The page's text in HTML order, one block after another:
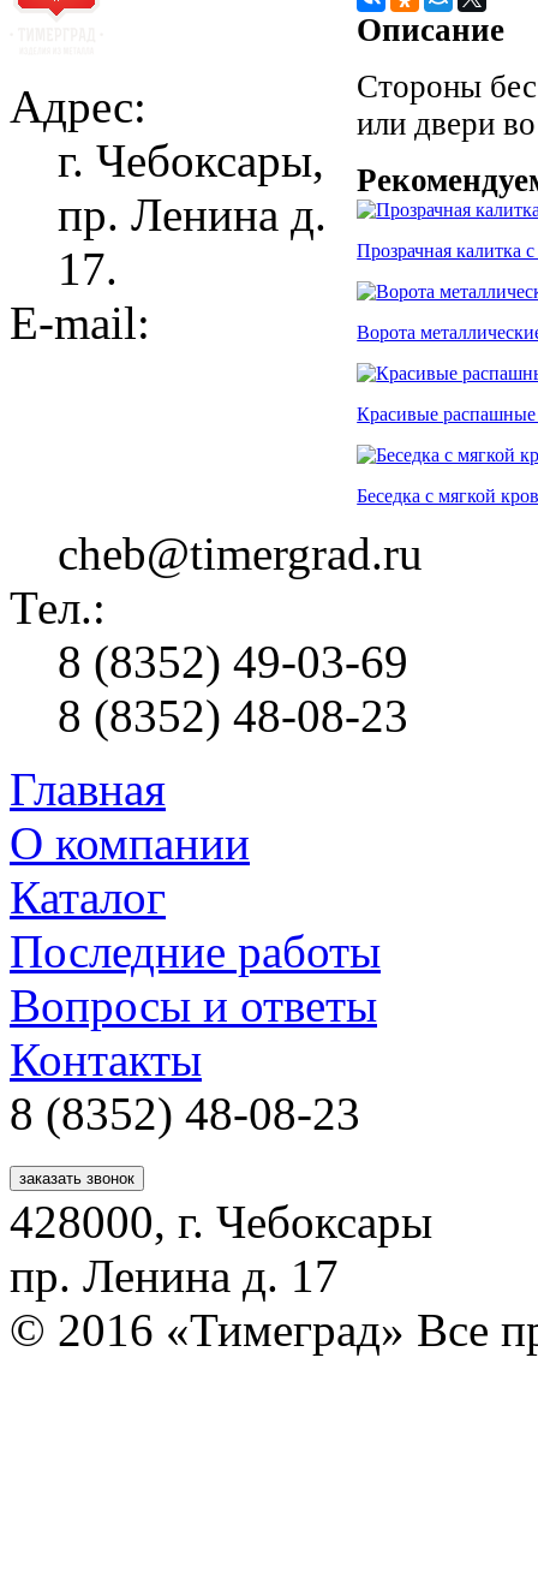
Описание
Стороны
или двери
Прозрачная калитка
Ворота
Красивые
Беседка с мягкой
Адрес:
г. Чебоксары,
пр. Ленина д.
17.
E-mail:
cheb@timergrad.ru
Тел.:
8 (8352) 49-03-69
8 (8352) 48-08-23
Главная
О компании
Каталог
Последние работы
Вопросы и ответы
Контакты
8 (8352) 48-08-23
заказать звонок
428000, г. Чебоксары
пр. Ленина д. 17
© 2016 «Тимеград» Все